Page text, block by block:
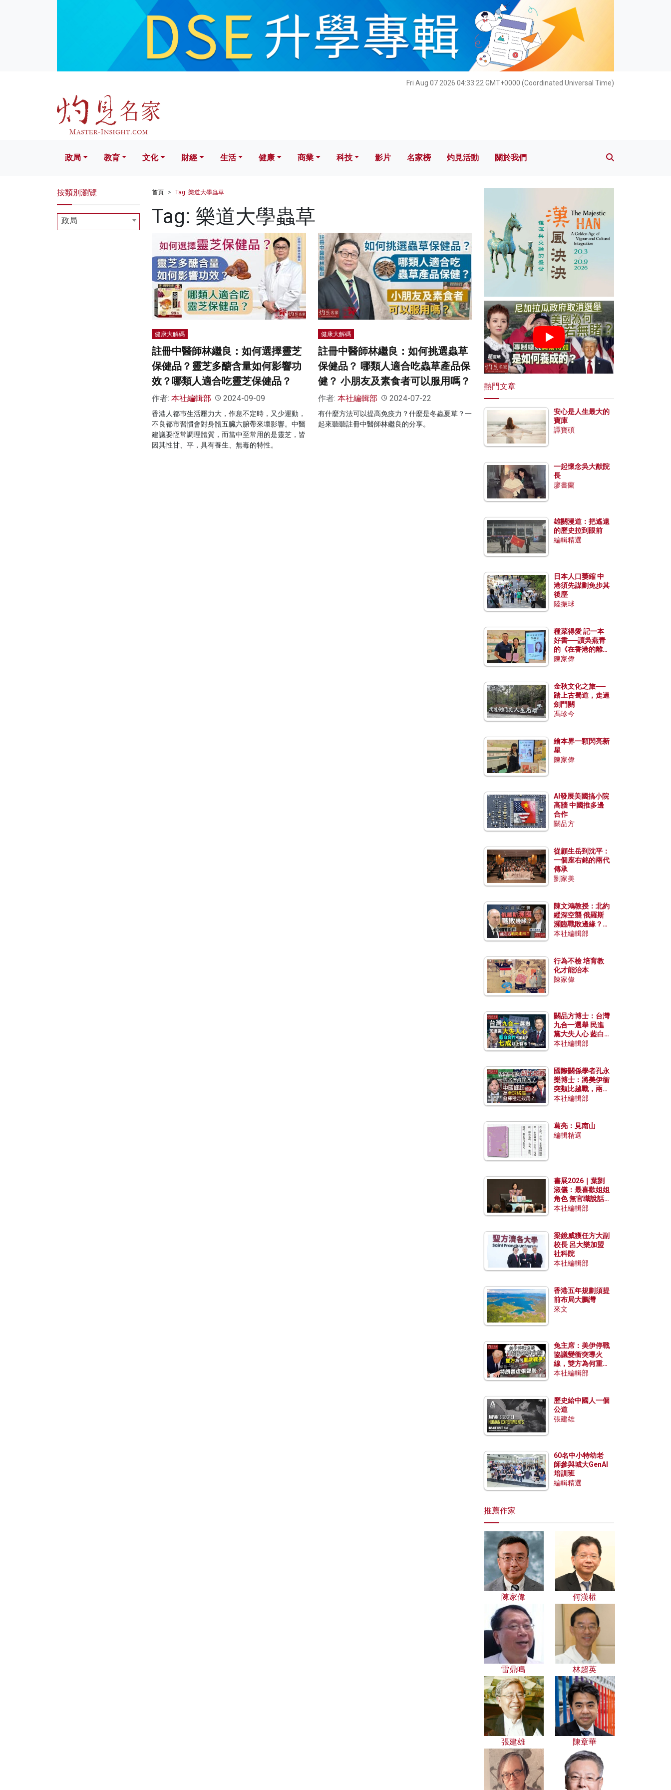
Fri Aug 07 2026 04:33:23 GMT+0000 (Coordinated Universal Time)
文化 財經 生活 健康 科技 影片 名家榜 灼見活動 關於我們
政局 教育 文化 財經 生活 健康 商業 科技 影片 名家榜 灼見活動 關於我們
首頁 Tag: 樂道大學蟲草
Tag: 樂道大學蟲草
健康大解碼
註冊中醫師林繼良：如何選擇靈芝
保健品？靈芝多醣含量如何影響功
效？哪類人適合吃靈芝保健品？
作者: 本社編輯部 2024-09-09
香港人都巿生活壓力大，作息不定時，又少運動，
不良都市習慣會對身體五臟六腑帶來壞影響。中醫
建議要恆常調理體質，而當中至常用的是靈芝，皆
因其性甘、平，具有養生、無毒的特性。
健康大解碼
註冊中醫師林繼良：如何挑選蟲草
保健品？ 哪類人適合吃蟲草產品保
健？ 小朋友及素食者可以服用嗎？
作者: 本社編輯部 2024-07-22
有什麼方法可以提高免疫力？什麼是冬蟲夏草？一
起來聽聽註冊中醫師林繼良的分享。
按類別瀏覽
政局
熱門文章
安心是人生最大的
寶庫
譚寶碩
一起懷念吳大猷院
長
廖書蘭
雄關漫道：把遙遠
的歷史拉到眼前
編輯精選
日本人口萎縮 中
港須先謀劃免步其
後塵
陸振球
種菜得愛 記一本
好書──讀吳燕青
的《在香港的離島
種菜》
陳家偉
金秋文化之旅──
踏上古蜀道，走過
劍門關
馮珍今
繪本界一顆閃亮新
星
陳家偉
AI發展美國搞小院
高牆 中國推多邊
合作
關品方
從顧生岳到沈平：
一個座右銘的兩代
傳承
劉家美
陳文鴻教授：北約
縱深空襲 俄羅斯
瀕臨戰敗邊緣？中
國零部件能左右戰
本社編輯部
行為不檢 培育教
化才能治本
陳家偉
關品方博士：台灣
九合一選舉 民進
黨大失人心 藍白
合作有望拿下七成
本社編輯部
國際關係學者孔永
樂博士：將美伊衝
突類比越戰，兩者
有何異同？中國崛
本社編輯部
葛亮：見南山
編輯精選
書展2026｜葉劉
淑儀：最喜歡姐姐
角色 無官職說話
包袱少
本社編輯部
梁鏡威獲任方大副
校長 呂大樂加盟
社科院
本社編輯部
香港五年規劃須提
前布局大鵬灣
來文
兔主席：美伊停戰
協議變衝突導火
線，雙方為何重啟
戰爭？伊朗一早洞
本社編輯部
歷史給中國人一個
公道
張建雄
60名中小特幼老
師參與城大GenAI
培訓班
編輯精選
推薦作家
陳家偉 何漢權
雷鼎鳴 林超英
張建雄 陳章華